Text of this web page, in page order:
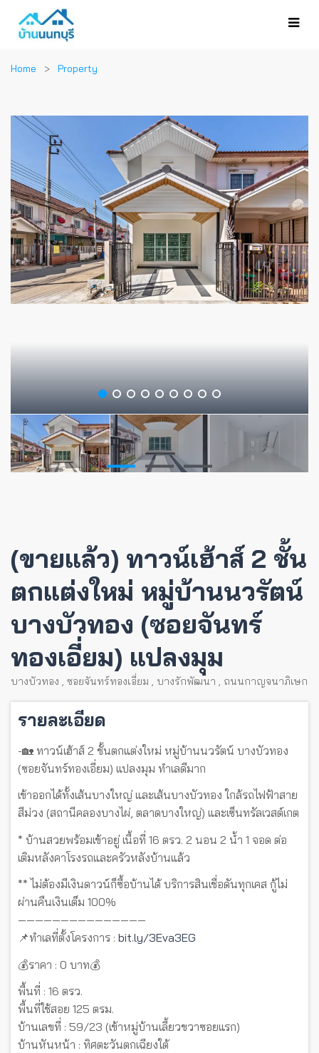
Home Property
(ขายแล้ว) ทาวน์เฮ้าส์ 2 ชั้น
ตกแต่งใหม่ หมู่บ้านนวรัตน์
บางบัวทอง (ซอยจันทร์
ทองเอี่ยม) แปลงมุม
บางบัวทอง , ซอยจันทร์ทองเอี่ยม , บางรักพัฒนา , ถนนกาญจนาภิเษก
รายละเอียด
-🏡 ทาวน์เฮ้าส์ 2 ชั้นตกแต่งใหม่ หมู่บ้านนวรัตน์ บางบัวทอง
(ซอยจันทร์ทองเอี่ยม) แปลงมุม ทำเลดีมาก
เข้าออกได้ทั้งเส้นบางใหญ่ และเส้นบางบัวทอง ใกล้รถไฟฟ้าสาย
สีม่วง (สถานีคลองบางไผ่, ตลาดบางใหญ่) และเซ็นทรัลเวสต์เกต
* บ้านสวยพร้อมเข้าอยู่ เนื้อที่ 16 ตรว. 2 นอน 2 น้ำ 1 จอด ต่อ
เติมหลังคาโรงรถและครัวหลังบ้านแล้ว
** ไม่ต้องมีเงินดาวน์ก็ซื้อบ้านได้ บริการสินเชื่อดันทุกเคส กู้ไม่
ผ่านคืนเงินเต็ม 100%
———————————————
📌ทำเลที่ตั้งโครงการ : bit.ly/3Eva3EG
💰ราคา : 0 บาท💰
พื้นที่ : 16 ตรว.
พื้นที่ใช้สอย 125 ตรม.
บ้านเลขที่ : 59/23 (เข้าหมู่บ้านเลี้ยวขวาซอยแรก)
บ้านหันหน้า : ทิศตะวันตกเฉียงใต้